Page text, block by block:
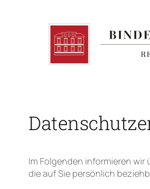
Im Folgenden informieren
die auf Sie persönlich